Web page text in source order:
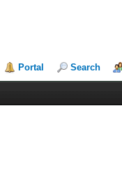
Portal Search